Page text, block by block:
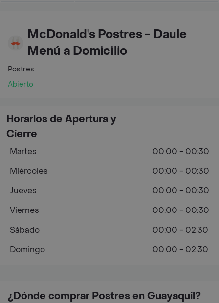
McDonald's Postres - Daule
Menú a Domicilio
Postres
Abierto
¿Dónde comprar Postres en Guayaquil?
Horarios de Apertura y
Cierre
Martes
00:00 - 00:30
Miércoles
00:00 - 00:30
Jueves
00:00 - 00:30
Viernes
00:00 - 00:30
Sábado
00:00 - 02:30
Domingo
00:00 - 02:30